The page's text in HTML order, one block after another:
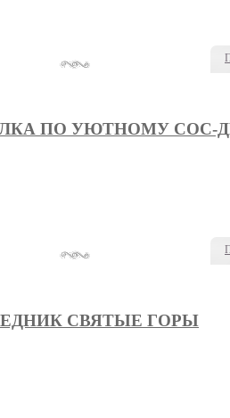
ПО УЮТНОМУ СОС-
СВЯТЫЕ ГОРЫ